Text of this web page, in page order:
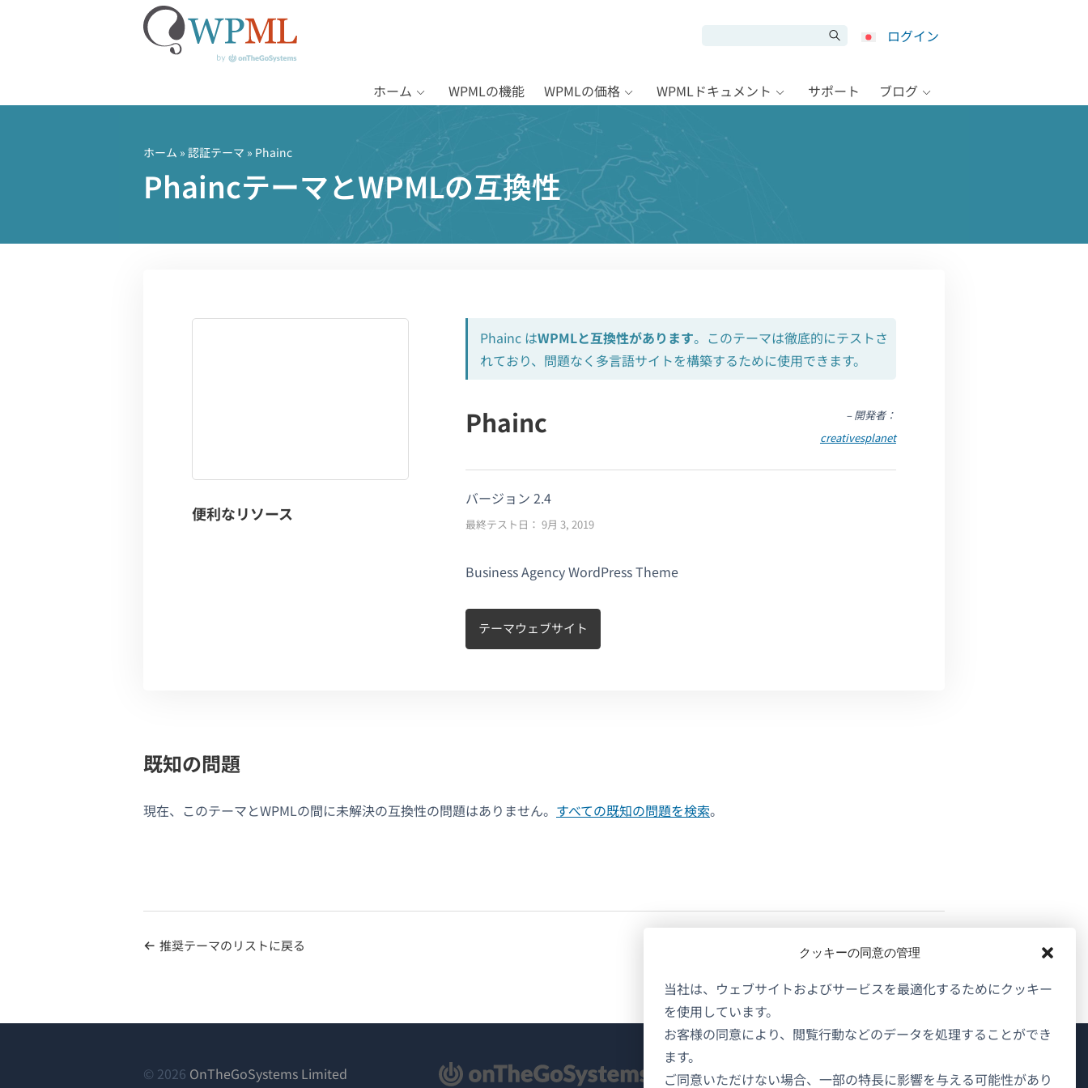
クッキーの同意の管理
当社は、ウェブサイトおよびサービスを最適化するためにクッキー
を使用しています。
お客様の同意により、閲覧行動などのデータを処理することができ
ます。
ご同意いただけない場合、一部の特長に影響を与える可能性があり
キ
ログイン
ホーム WPMLの機能 WPMLの価格 WPMLドキュメント サポート ブログ
ホーム » 認証テーマ » Phainc
PhaincテーマとWPMLの互換性
便利なリソース
Phainc はWPMLと互換性があります。このテーマは徹底的にテストさ
れており、問題なく多言語サイトを構築するために使用できます。
Phainc
– 開発者：
creativesplanet
バージョン 2.4
最終テスト日： 9月 3, 2019
Business Agency WordPress Theme
テーマウェブサイト
既知の問題
現在、このテーマとWPMLの間に未解決の互換性の問題はありません。 すべての既知の問題を検索。
推奨テーマのリストに戻る
© 2026 OnTheGoSystems Limited WPMLについて